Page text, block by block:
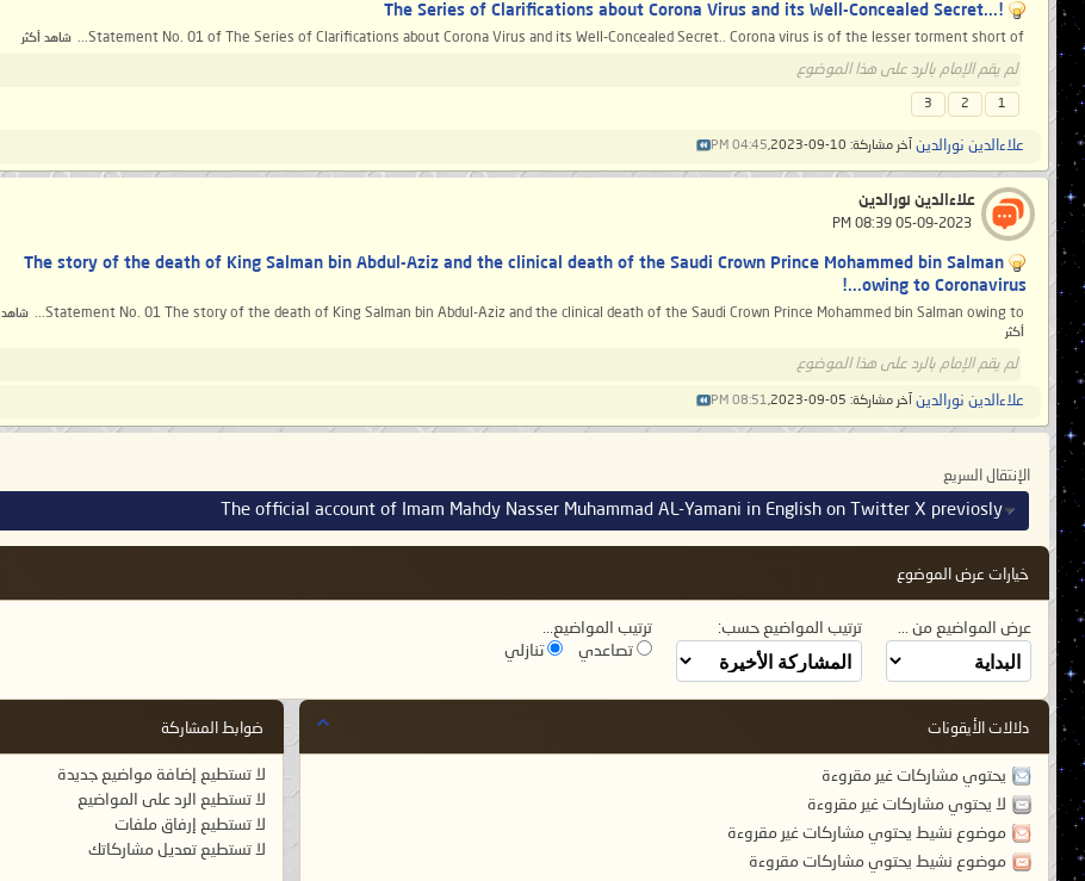
!...The Series of Clarifications about Corona Virus and its Well-Concealed Secret
Statement No. 01 of The Series of Clarifications about Corona Virus and its Well-Concealed Secret.. Corona virus is of the lesser torment short of... شاهد أكثر
لم يقم الإمام بالرد على هذا الموضوع
1
2
3
علاءالدين نورالدين آخر مشاركة: 10-09-2023, 04:45 PM
علاءالدين نورالدين
The story of the death of King Salman bin Abdul-Aziz and the clinical death of the Saudi Crown Prince Mohammed bin Salman
owing to Coronavirus...!
Statement No. 01 The story of the death of King Salman bin Abdul-Aziz and the clinical death of the Saudi Crown Prince Mohammed bin Salman owing to...
شاهد
أكثر
لم يقم الإمام بالرد على هذا الموضوع
علاءالدين نورالدين آخر مشاركة: 05-09-2023, 08:51 PM
الإنتقال السريع
The official account of Imam Mahdy Nasser Muhammad AL-Yamani in English on Twitter X previosly
خيارات عرض الموضوع
عرض المواضيع من ... ترتيب المواضيع حسب:
ترتيب المواضيع...
تصاعدي
تنازلي
دلالات الأيقونات
يحتوي مشاركات غير مقروءة
لا يحتوي مشاركات غير مقروءة
موضوع نشيط يحتوي مشاركات غير مقروءة
موضوع نشيط يحتوي مشاركات مقروءة
ضوابط المشاركة
لا تستطيع إضافة مواضيع جديدة
لا تستطيع الرد على المواضيع
لا تستطيع إرفاق ملفات
لا تستطيع تعديل مشاركاتك